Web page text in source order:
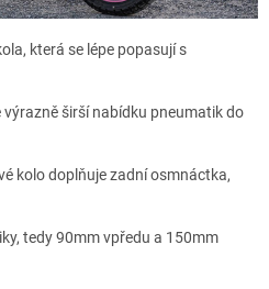
která se lépe popasují s
širší nabídku pneumatik do
kolo doplňuje zadní osmnáctka,
tedy 90mm vpředu a 150mm